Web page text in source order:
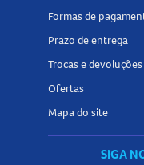
Formas de
Prazo de entrega
Trocas e devoluções
Ofertas
Mapa do site
SIGA